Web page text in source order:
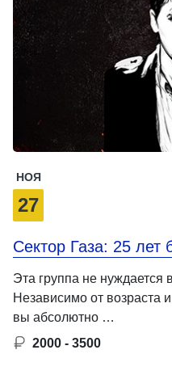
НОЯ
27
Сектор Газа: 25
Эта группа не нуждается
Независимо от возраста
вы абсолютно …
2000 - 3500